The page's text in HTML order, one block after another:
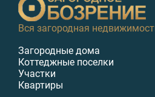
Вся загородная
Загородные дома
Коттеджные поселки
Участки
Квартиры